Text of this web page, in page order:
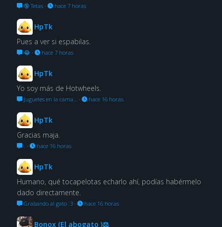
🔞 Tetas· hace 7 horas
HpTk
Pues a ver si espabilas.
😂· hace 7 horas
HpTk
Yo soy más de Hotwheels.
Juguetes en la cama… · hace 16 horas
HpTk
Gracias maja.
. · hace 16 horas
HpTk
Humano, qué tocapelotas echarlo ahí, podías habérmelo
dado directamente.
Grabando al gato :3· hace 16 horas
Bonox (El abogato )⚖